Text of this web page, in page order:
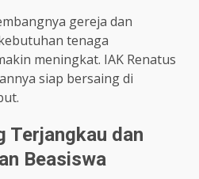
gereja dan
tenaga
meningkat. IAK Renatus
siap bersaing di
Terjangkau dan
Beasiswa